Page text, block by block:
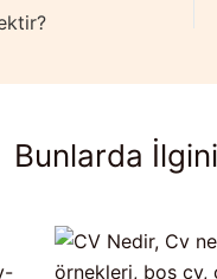
Bunlarda